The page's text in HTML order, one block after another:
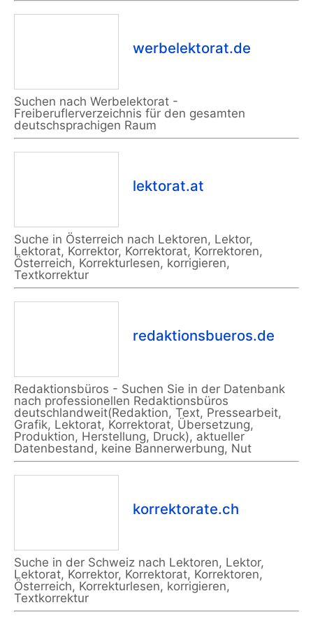
werbelektorat.de
Suchen nach Werbelektorat -
Freiberuflerverzeichnis für den gesamten
deutschsprachigen Raum
lektorat.at
Suche in Österreich nach Lektoren, Lektor,
Lektorat, Korrektor, Korrektorat, Korrektoren,
Österreich, Korrekturlesen, korrigieren,
Textkorrektur
redaktionsbueros.de
Redaktionsbüros - Suchen Sie in der Datenbank
nach professionellen Redaktionsbüros
deutschlandweit(Redaktion, Text, Pressearbeit,
Grafik, Lektorat, Korrektorat, Übersetzung,
Produktion, Herstellung, Druck), aktueller
Datenbestand, keine Bannerwerbung, Nut
korrektorate.ch
Suche in der Schweiz nach Lektoren, Lektor,
Lektorat, Korrektor, Korrektorat, Korrektoren,
Österreich, Korrekturlesen, korrigieren,
Textkorrektur